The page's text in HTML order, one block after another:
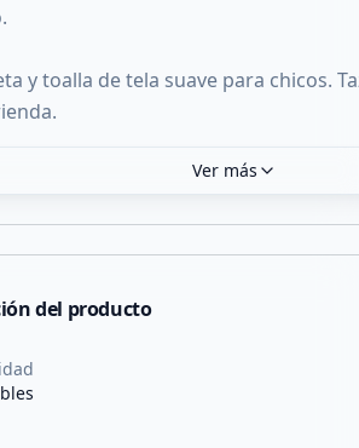
y toalla de tela suave para chicos.
Ver más
del producto